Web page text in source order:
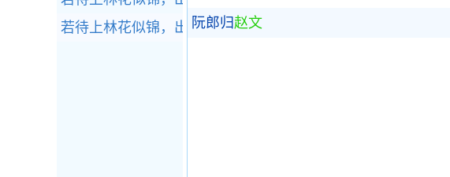
阮郎归 赵文
若待上林花似锦，出门俱是看花人。全诗赏析